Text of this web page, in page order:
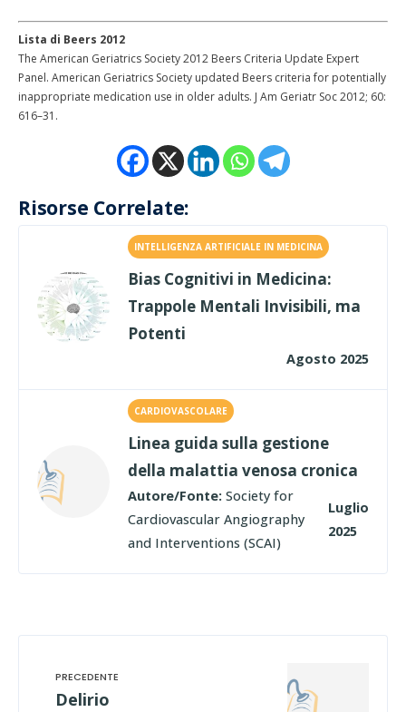
Lista di Beers 2012
The American Geriatrics Society 2012 Beers Criteria Update Expert
Panel. American Geriatrics Society updated Beers criteria for potentially
inappropriate medication use in older adults. J Am Geriatr Soc 2012; 60:
616–31.
Risorse Correlate:
INTELLIGENZA ARTIFICIALE IN MEDICINA
Bias Cognitivi in Medicina:
Trappole Mentali Invisibili, ma
Potenti
Agosto 2025
CARDIOVASCOLARE
Linea guida sulla gestione
della malattia venosa cronica
Autore/Fonte: Society for
Cardiovascular Angiography
and Interventions (SCAI)
Luglio
2025
Delirio